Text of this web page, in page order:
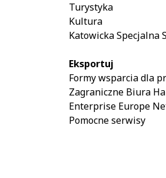
Turystyka
Kultura
Katowicka Specjalna
Eksportuj
Formy wsparcia dla
Zagraniczne Biura
Enterprise Europe
Pomocne serwisy